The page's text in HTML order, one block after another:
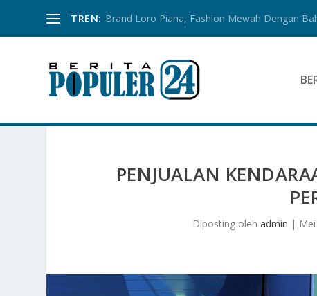
TREN: Brand Loro Piana, Fashion Mewah Dengan
PENJUALAN
Diposting olehadmin |